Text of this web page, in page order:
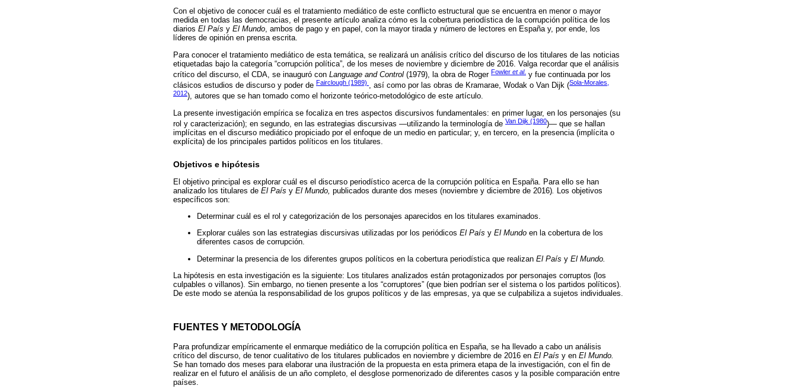
Con el objetivo de conocer cuál es el tratamiento mediático de este conflicto estructural que se encuentra en menor o mayor
medida en todas las democracias, el presente artículo analiza cómo es la cobertura periodística de la corrupción política de los
diarios El País y El Mundo, ambos de pago y en papel, con la mayor tirada y número de lectores en España y, por ende, los
líderes de opinión en prensa escrita.
Para conocer el tratamiento mediático de esta temática, se realizará un análisis crítico del discurso de los titulares de las noticias
etiquetadas bajo la categoría “corrupción política”, de los meses de noviembre y diciembre de 2016. Valga recordar que el análisis
crítico del discurso, el CDA, se inauguró con Language and Control (1979), la obra de Roger Fowler et al. y fue continuada por los
clásicos estudios de discurso y poder de Fairclough (1989) , así como por las obras de Kramarae, Wodak o Van Dijk (Sola-Morales,
2012), autores que se han tomado como el horizonte teórico-metodológico de este artículo.
La presente investigación empírica se focaliza en tres aspectos discursivos fundamentales: en primer lugar, en los personajes (su
rol y caracterización); en segundo, en las estrategias discursivas —utilizando la terminología de Van Dijk (1980)— que se hallan
implícitas en el discurso mediático propiciado por el enfoque de un medio en particular; y, en tercero, en la presencia (implícita o
explícita) de los principales partidos políticos en los titulares.
Objetivos e hipótesis
El objetivo principal es explorar cuál es el discurso periodístico acerca de la corrupción política en España. Para ello se han
analizado los titulares de El País y El Mundo, publicados durante dos meses (noviembre y diciembre de 2016) Los objetivos
específicos son:
Determinar cuál es el rol y categorización de los personajes aparecidos en los titulares examinados.
Explorar cuáles son las estrategias discursivas utilizadas por los periódicos El País y El Mundo en la cobertura de los
diferentes casos de corrupción.
Determinar la presencia de los diferentes grupos políticos en la cobertura periodística que realizan El País y El Mundo.
La hipótesis en esta investigación es la siguiente: Los titulares analizados están protagonizados por personajes corruptos (los
culpables o villanos). Sin embargo, no tienen presente a los “corruptores” (que bien podrían ser el sistema o los partidos políticos).
De este modo se atenúa la responsabilidad de los grupos políticos y de las empresas, ya que se culpabiliza a sujetos individuales.
FUENTES Y METODOLOGÍA
Para profundizar empíricamente el enmarque mediático de la corrupción política en España, se ha llevado a cabo un análisis
crítico del discurso, de tenor cualitativo de los titulares publicados en noviembre y diciembre de 2016 en El País y en El Mundo.
Se han tomado dos meses para elaborar una ilustración de la propuesta en esta primera etapa de la investigación, con el fin de
realizar en el futuro el análisis de un año completo, el desglose pormenorizado de diferentes casos y la posible comparación entre
países.